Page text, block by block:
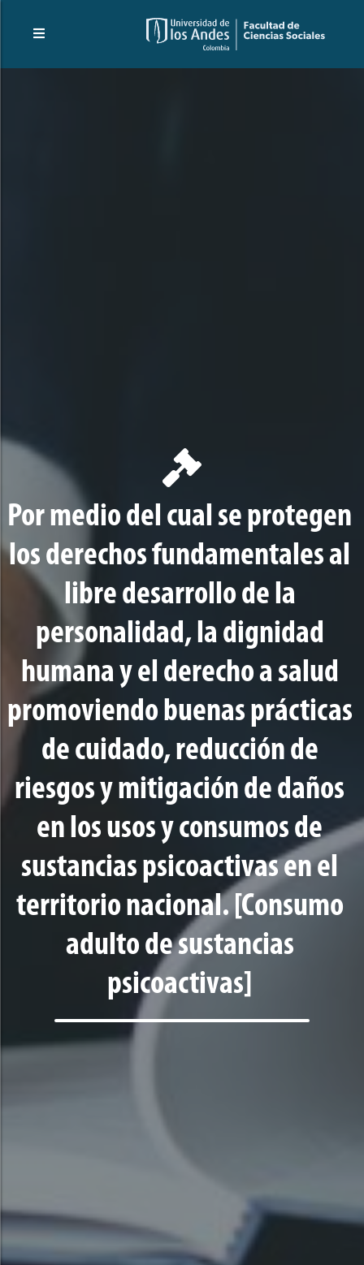
Por medio del cual se protegen
los derechos fundamentales al
libre desarrollo de la
personalidad, la dignidad
humana y el derecho a salud
promoviendo buenas prácticas
de cuidado, reducción de
riesgos y mitigación de daños
en los usos y consumos de
sustancias psicoactivas en el
territorio nacional. [Consumo
adulto de sustancias
psicoactivas]